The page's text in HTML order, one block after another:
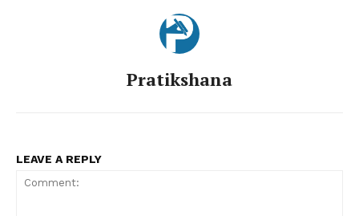
Pratikshana
LEAVE A REPLY